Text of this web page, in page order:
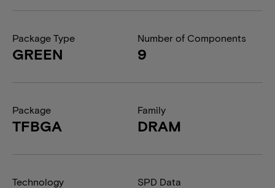
Package Type
GREEN
Number of Components
9
Package
TFBGA
Family
DRAM
Technology SPD Data